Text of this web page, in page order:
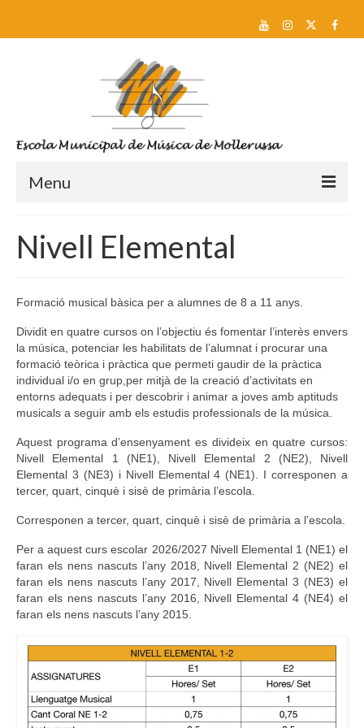
Menu
Escola
Equip docent
Pla d’estudis
Consell Escolar
Documentació
AFA
Lloguer d’instruments
Activitats
Horaris curs 2026/2027
Contacta
Nivell Elemental
Formació musical bàsica per a alumnes de 8 a 11 anys.
Dividit en quatre cursos on l’objectiu és fomentar l’interès envers
la música, potenciar les habilitats de l’alumnat i procurar una
formació teòrica i pràctica que permeti gaudir de la pràctica
individual i/o en grup,per mitjà de la creació d’activitats en
entorns adequats i per descobrir i animar a joves amb aptituds
musicals a seguir amb els estudis professionals de la música.
Aquest programa d’ensenyament es divideix en quatre cursos:
Nivell Elemental 1 (NE1), Nivell Elemental 2 (NE2), Nivell
Elemental 3 (NE3) i Nivell Elemental 4 (NE1). I corresponen a
tercer, quart, cinquè i sisè de primària l’escola.
Corresponen a tercer, quart, cinquè i sisè de primària a l’escola.
Per a aquest curs escolar 2026/2027 Nivell Elemental 1 (NE1) el
faran els nens nascuts l’any 2018, Nivell Elemental 2 (NE2) el
faran els nens nascuts l’any 2017, Nivell Elemental 3 (NE3) el
faran els nens nascuts l’any 2016, Nivell Elemental 4 (NE4) el
faran els nens nascuts l’any 2015.